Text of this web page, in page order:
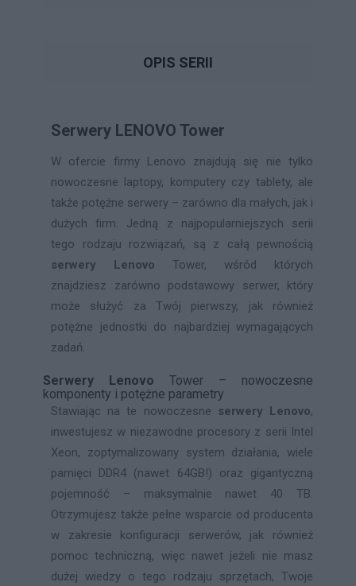
OPIS SERII
Serwery LENOVO Tower
W ofercie firmy Lenovo znajdują się nie tylko
nowoczesne laptopy, komputery czy tablety, ale
także potężne serwery – zarówno dla małych, jak i
dużych firm. Jedną z najpopularniejszych serii
tego rodzaju rozwiązań, są z całą pewnością
serwery Lenovo Tower, wśród których
znajdziesz zarówno podstawowy serwer, który
może służyć za Twój pierwszy, jak również
potężne jednostki do najbardziej wymagających
zadań.
Serwery Lenovo Tower – nowoczesne
komponenty i potężne parametry
Stawiając na te nowoczesne serwery Lenovo,
inwestujesz w niezawodne procesory z serii Intel
Xeon, zoptymalizowany system działania, wiele
pamięci DDR4 (nawet 64GB!) oraz gigantyczną
pojemność – maksymalnie nawet 40 TB.
Otrzymujesz także pełne wsparcie od producenta
w zakresie konfiguracji serwerów, jak również
pomoc techniczną, więc nawet jeżeli nie masz
dużej wiedzy o tego rodzaju sprzętach, Twoje